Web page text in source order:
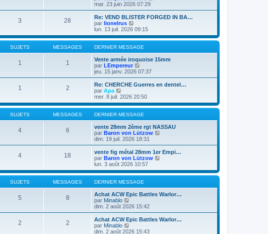
n
s
e
l
e
i
m
s
a
g
mar. 23 juin 2026 07:29
3 28
Re: VEND BLISTER FORGED IN BA…
par lionelrus
o
n
s
u
l
t
e
r
l
e
e
n
i
e
r
m
e
s
a
g
e
lun. 13 juil. 2026 09:15
SUJETS MESSAGES DERNIER MESSAGE
1 1
Vente armée iroquoise 15mm
par LEmpereur
o
n
s
l
e
r
l
e
d
e
n
i
e
r
m
e
s
s
a
g
e
jeu. 15 janv. 2026 07:37
1 2
Re: CHERCHE Guerres en dentel…
par Apa
o
n
s
u
l
t
e
r
l
e
d
e
n
i
e
r
m
e
s
a
g
mer. 8 juil. 2026 20:50
SUJETS MESSAGES DERNIER MESSAGE
4 6
vente 28mm 2ème rgt NASSAU
par Baron von Lützow
n
s
e
l
e
n
i
dim. 19 juil. 2026 18:31
4 18
vente fig métal 28mm 1er Empi…
par Baron von Lützow
n
s
l
t
l
e
lun. 3 août 2026 10:57
SUJETS MESSAGES DERNIER MESSAGE
5 8
Achat ACW Epic Battles Warlor…
par Minablo
o
n
s
u
l
dim. 2 août 2026 15:42
2 2
Achat ACW Epic Battles Warlor…
par Minablo
o
dim. 2 août 2026 15:43